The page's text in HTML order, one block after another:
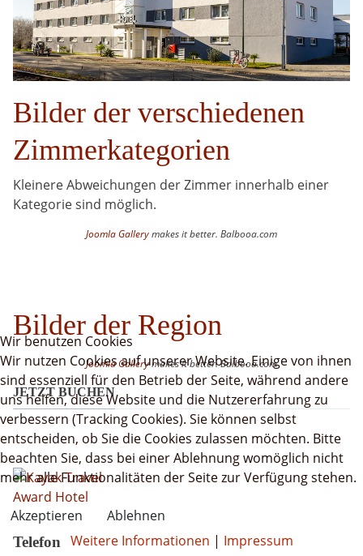
Bilder der verschiedenen
Zimmerkategorien
Kleinere Abweichungen der Zimmer innerhalb einer
Kategorie sind möglich.
Joomla Gallerymakes it better. Balbooa.com
Bilder der Region
Joomla Gallerymakes it better. Balbooa.com
JETZT BUCHEN
Telefon
Wir benutzen Cookies
Wir nutzen Cookies auf unserer Website. Einige von ihnen
sind essenziell für den Betrieb der Seite, während andere
uns helfen, diese Website und die Nutzererfahrung zu
verbessern (Tracking Cookies). Sie können selbst
entscheiden, ob Sie die Cookies zulassen möchten. Bitte
beachten Sie, dass bei einer Ablehnung womöglich nicht
mehr alle Funktionalitäten der Seite zur Verfügung stehen.
Akzeptieren
Ablehnen
Weitere Informationen | Impressum